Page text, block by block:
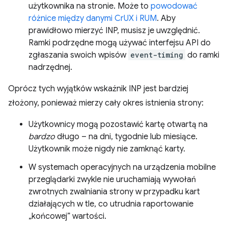
użytkownika na stronie. Może to powodować
różnice między danymi CrUX i RUM. Aby
prawidłowo mierzyć INP, musisz je uwzględnić.
Ramki podrzędne mogą używać interfejsu API do
zgłaszania swoich wpisów event-timing do ramki
nadrzędnej.
Oprócz tych wyjątków wskaźnik INP jest bardziej
złożony, ponieważ mierzy cały okres istnienia strony:
Użytkownicy mogą pozostawić kartę otwartą na
bardzo długo – na dni, tygodnie lub miesiące.
Użytkownik może nigdy nie zamknąć karty.
W systemach operacyjnych na urządzenia mobilne
przeglądarki zwykle nie uruchamiają wywołań
zwrotnych zwalniania strony w przypadku kart
działających w tle, co utrudnia raportowanie
„końcowej” wartości.